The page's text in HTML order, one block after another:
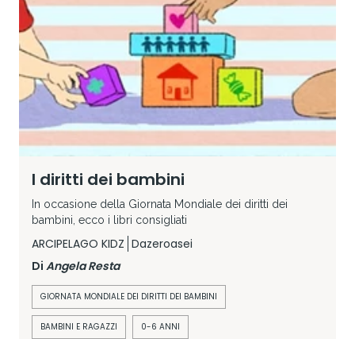
I diritti dei bambini
In occasione della Giornata Mondiale dei diritti dei
bambini, ecco i libri consigliati
ARCIPELAGO KIDZ Dazeroasei
Di Angela Resta
GIORNATA MONDIALE DEI DIRITTI DEI BAMBINI
BAMBINI E RAGAZZI 0-6 ANNI